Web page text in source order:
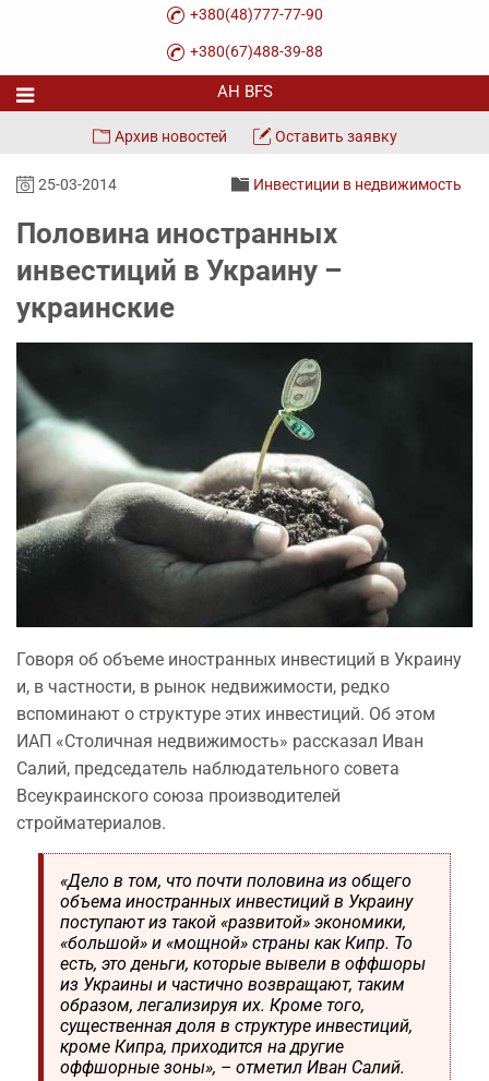
+380(48)777-77-90
+380(67)488-39-88
Архив новостей Оставить заявку
25-03-2014 Инвестиции в недвижимость
Половина иностранных
инвестиций в Украину –
украинские
Говоря об объеме иностранных инвестиций в Украину
и, в частности, в рынок недвижимости, редко
вспоминают о структуре этих инвестиций. Об этом
ИАП «Столичная недвижимость» рассказал Иван
Салий, председатель наблюдательного совета
Всеукраинского союза производителей
стройматериалов.
«Дело в том, что почти половина из общего
объема иностранных инвестиций в Украину
поступают из такой «развитой» экономики,
«большой» и «мощной» страны как Кипр. То
есть, это деньги, которые вывели в оффшоры
из Украины и частично возвращают, таким
образом, легализируя их. Кроме того,
существенная доля в структуре инвестиций,
кроме Кипра, приходится на другие
оффшорные зоны», – отметил Иван Салий.